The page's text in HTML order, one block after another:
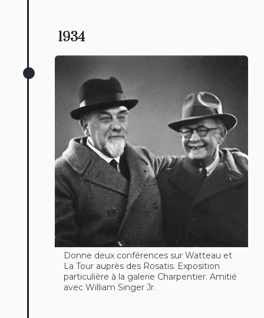
1934
Donne deux conférences sur Watteau et
La Tour auprès des Rosatis. Exposition
particulière à la galerie Charpentier. Amitié
avec William Singer Jr.